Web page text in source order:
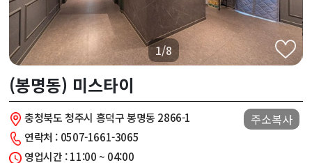
덕
구
(봉
명
동)
1/8
(봉명동) 미스타이
충청북도 청주시 흥덕구 봉명동 2866-1 주소복사
연락처 : 0507-1661-3065
영업시간 : 11:00 ~ 04:00